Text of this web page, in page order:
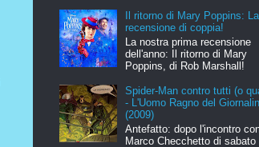
Il ritorno di Mary Poppins: La
recensione di coppia!
La nostra prima recensione
dell'anno: Il ritorno di Mary
Poppins, di Rob Marshall!
Spider-Man contro tutti (o
- L'Uomo Ragno del
(2009)
Antefatto: dopo l'incontro
Marco Checchetto di sabato